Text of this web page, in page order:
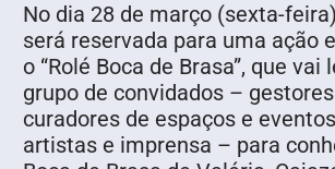
No dia 28 de março (sexta-
será reservada para uma ação
o “Rolé Boca de Brasa”, que vai
grupo de convidados –
curadores de espaços e
artistas e imprensa – para